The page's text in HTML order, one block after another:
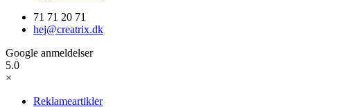
71 71 20 71
hej@creatrix.dk
Google anmeldelser
5.0
×
Reklameartikler